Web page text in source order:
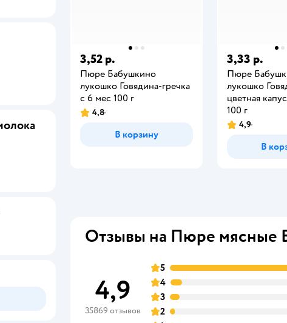
3,52 р.
Пюре Бабушкино
лукошко Говядина-гречка
с 6 мес 100 г
4,8
В корзину
3,33 р.
Пюре
лукошко
цветная
100 г
4,9
В
Отзывы на Пюре мясные
4,9
35869 отзывов
5
4
3
2